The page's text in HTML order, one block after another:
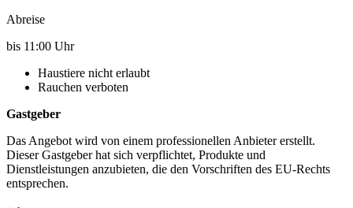
Abreise
bis 11:00 Uhr
Haustiere nicht erlaubt
Rauchen verboten
Gastgeber
Das Angebot wird von einem professionellen Anbieter erstellt.
Dieser Gastgeber hat sich verpflichtet, Produkte und
Dienstleistungen anzubieten, die den Vorschriften des EU-Rechts
entsprechen.